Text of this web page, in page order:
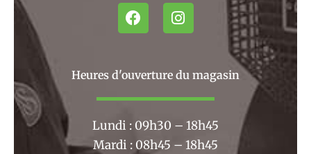
F
a
b
o
k
I
n
a
r
m
Heures d'ouverture du magasin
Lundi : 09h30 – 18h45
Mardi : 08h45 – 18h45